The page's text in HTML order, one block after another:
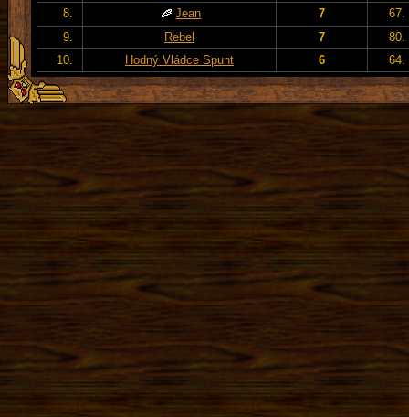
8.
Jean 7
67.
9.
Rebel 7
80.
10.
Hodný Vládce Spunt 6 64.